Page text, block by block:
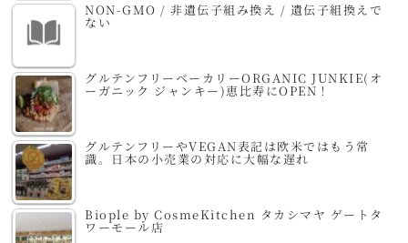
NON-GMO / 非遺伝子組み換え / 遺伝子組換えで
ない
グルテンフリーベーカリーORGANIC JUNKIE(オ
ーガニック ジャンキー)恵比寿にOPEN！
グルテンフリーやVEGAN表記は欧米ではもう常
識。日本の小売業の対応に大幅な遅れ
Biople by CosmeKitchen タカシマヤ ゲートタ
ワーモール店